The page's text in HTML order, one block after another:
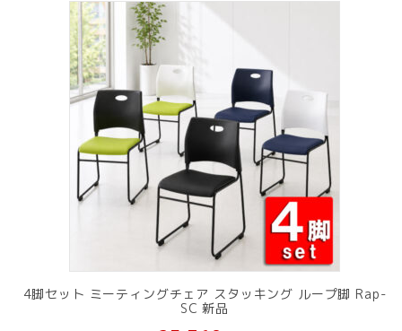
4脚セット ミーティングチェア スタッキング ループ脚 Rap-
SC 新品